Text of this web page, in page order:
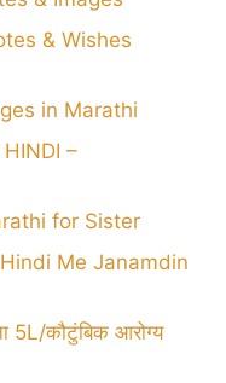
& Wishes
in Marathi
–
for Sister
| Hindi Me Janamdin
5L/कौटुंबिक आरोग्य